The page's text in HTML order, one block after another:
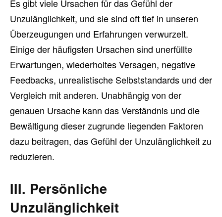
Es gibt viele Ursachen für das Gefühl der
Unzulänglichkeit, und sie sind oft tief in unseren
Überzeugungen und Erfahrungen verwurzelt.
Einige der häufigsten Ursachen sind unerfüllte
Erwartungen, wiederholtes Versagen, negative
Feedbacks, unrealistische Selbststandards und der
Vergleich mit anderen. Unabhängig von der
genauen Ursache kann das Verständnis und die
Bewältigung dieser zugrunde liegenden Faktoren
dazu beitragen, das Gefühl der Unzulänglichkeit zu
reduzieren.
III. Persönliche
Unzulänglichkeit